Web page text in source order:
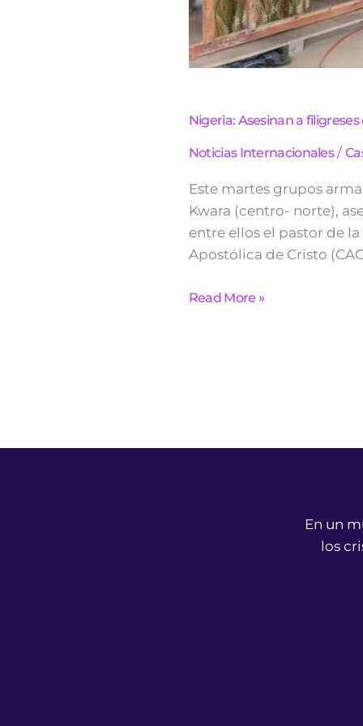
Nigeria: Asesinan a
Noticias Internacionales/
Este martes grupos
Kwara (centro- norte),
entre ellos el pastor de
Apostólica de Cristo
Read More »
En un
los